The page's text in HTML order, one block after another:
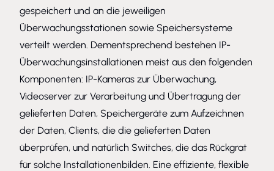
gespeichert und an die jeweiligen
Überwachungsstationen sowie Speichersysteme
verteilt werden. Dementsprechend bestehen IP-
Überwachungsinstallationen meist aus den folgenden
Komponenten: IP-Kameras zur Überwachung,
Videoserver zur Verarbeitung und Übertragung der
gelieferten Daten, Speichergeräte zum Aufzeichnen
der Daten, Clients, die die gelieferten Daten
überprüfen, und natürlich Switches, die das Rückgrat
für solche Installationenbilden. Eine effiziente, flexible